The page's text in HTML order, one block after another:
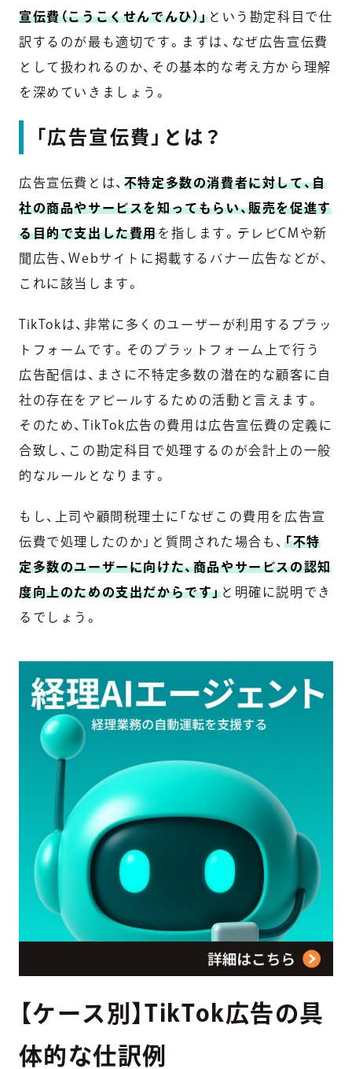
宣伝費（こうこくせんでんひ）」という勘定科目で仕
訳するのが最も適切です。まずは、なぜ広告宣伝費
として扱われるのか、その基本的な考え方から理解
を深めていきましょう。
「広告宣伝費」とは？
広告宣伝費とは、 不特定多数の消費者に対して、自
社の商品やサービスを知ってもらい、販売を促進す
る目的で支出した費用を指します。テレビCMや新
聞広告、Webサイトに掲載するバナー広告などが、
これに該当します。
TikTokは、非常に多くのユーザーが利用するプラッ
トフォームです。そのプラットフォーム上で行う
広告配信は、まさに不特定多数の潜在的な顧客に自
社の存在をアピールするための活動と言えます。
そのため、TikTok広告の費用は広告宣伝費の定義に
合致し、この勘定科目で処理するのが会計上の一般
的なルールとなります。
もし、上司や顧問税理士に「なぜこの費用を広告宣
伝費で処理したのか」と質問された場合も、「不特
定多数のユーザーに向けた、商品やサービスの認知
度向上のための支出だからです」と明確に説明でき
るでしょう。
【ケース別】TikTok広告の具
体的な仕訳例